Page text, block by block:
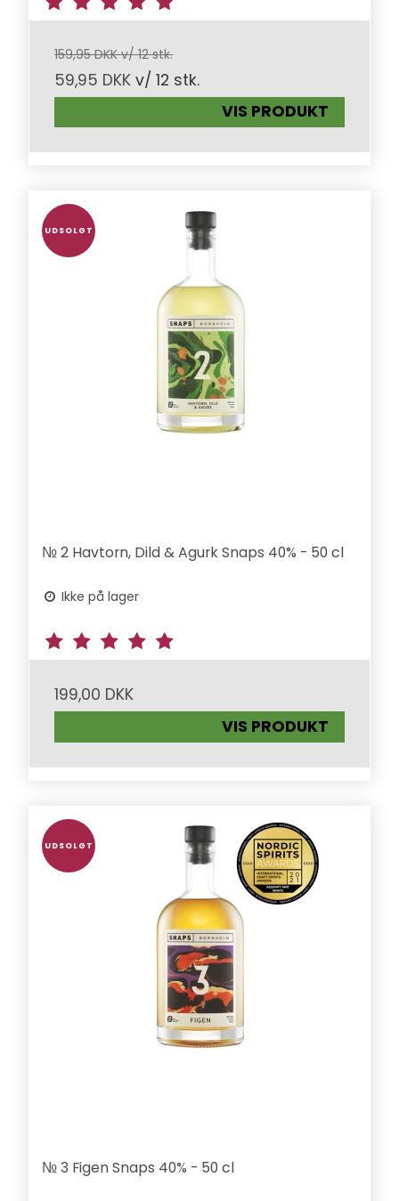
159,95 DKK v/ 12 stk.
59,95 DKK v/ 12 stk.
VIS PRODUKT
UDSOLGT
№ 2 Havtorn, Dild & Agurk Snaps 40% - 50 cl
Ikke på lager
199,00 DKK
VIS PRODUKT
UDSOLGT
№ 3 Figen Snaps 40% - 50 cl